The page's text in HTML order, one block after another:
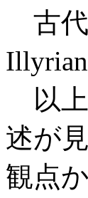
古代
以上
述が
観点